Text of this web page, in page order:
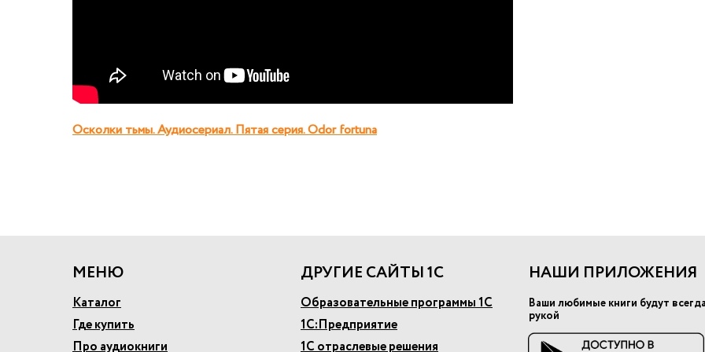
Осколки тьмы. Аудиосериал. Пятая серия. Odor fortuna
МЕНЮ
Каталог
Где купить
Про аудиокниги
ДРУГИЕ САЙТЫ 1С
Образовательные программы 1С
1С:Предприятие
1С отраслевые решения
НАШИ ПРИЛОЖЕНИЯ
Ваши любимые книги будут
рукой